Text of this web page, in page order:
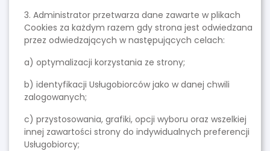
3. Administrator przetwarza dane zawarte w plikach
Cookies za każdym razem gdy strona jest odwiedzana
przez odwiedzających w następujących celach:
a) optymalizacji korzystania ze strony;
b) identyfikacji Usługobiorców jako w danej chwili
zalogowanych;
c) przystosowania, grafiki, opcji wyboru oraz wszelkiej
innej zawartości strony do indywidualnych preferencji
Usługobiorcy;